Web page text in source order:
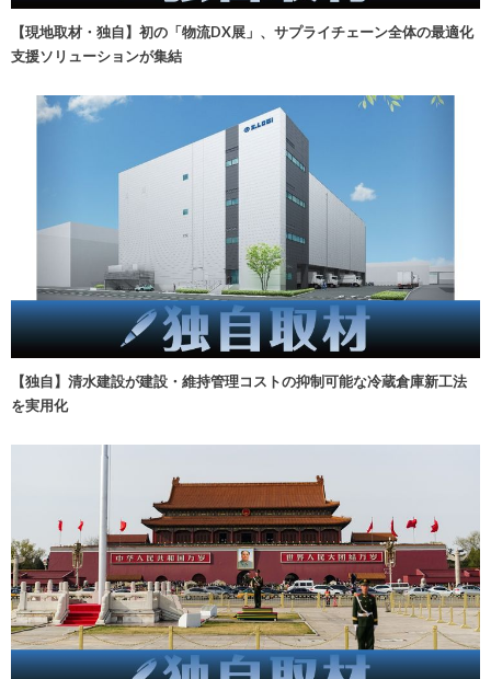
【現地取材・独自】初の「物流DX展」、サプライチェーン全体の最適化
支援ソリューションが集結
【独自】清水建設が建設・維持管理コストの抑制可能な冷蔵倉庫新工法
を実用化